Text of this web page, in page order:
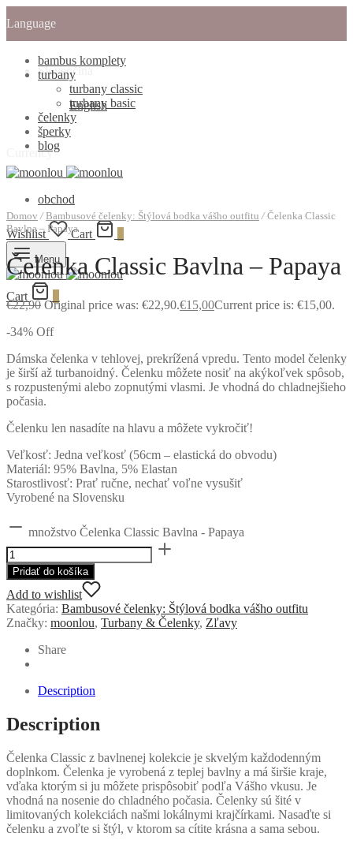
Language
Slovenčina
English
Currency
bambus komplety
turbany
turbany classic
turbany basic
čelenky
šperky
blog
obchod
Wishlist Cart
Menu
Cart
Domov / Bambusové čelenky: Štýlová bodka vášho outfitu /Čelenka Classic
Bavlna – Papaya
Čelenka Classic Bavlna – Papaya
€22,90 Original price was: €22,90.€15,00Current price is: €15,00.
-34% Off
Dámska čelenka v tehlovej, prekrížená vpredu. Tento model čelenky
je širší až turbanoidný. Čelenku môžete nosiť na akýkoľvek spôsob,
s rozpustenými alebo zopnutými vlasmi. Je vhodná do chladnejšieho
počasia.
Čelenku len nasadíte na hlavu a môžete vykročiť!
Veľkosť: Jedna veľkosť (56cm – elastická do obvodu)
Materiál: 95% Bavlna, 5% Elastan
Starostlivosť: Prať ručne, nechať voľne vysušiť
Vyrobené na Slovensku
množstvo Čelenka Classic Bavlna - Papaya
Pridať do košíka
Add to wishlist
Kategória: Bambusové čelenky: Štýlová bodka vášho outfitu
Značky: moonlou, Turbany & Čelenky, Zľavy
Share
Description
Description
Čelenka Classic z bavlnenej kolekcie je skvelým každodenným
doplnkom. Čelenka je vyrobená z teplej bavlny a má širšie kraje,
vďaka ktorým si ju môžete prispôsobiť podľa Vášho vkusu. Je
vhodná na nosenie do chladného počasia. Čelenky sú šité v
limitovaných kolekciách našmi lokálnymi krajčírkami. Nasaďte si
čelenku a zvoľte si štýl, v ktorom sa cítite krásna a sama sebou.